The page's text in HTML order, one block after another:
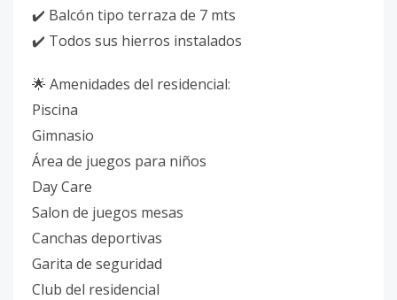
✔️ Balcón tipo terraza de 7 mts
✔️ Todos sus hierros instalados
🌟 Amenidades del residencial:
Piscina
Gimnasio
Área de juegos para niños
Day Care
Salon de juegos mesas
Canchas deportivas
Garita de seguridad
Club del residencial